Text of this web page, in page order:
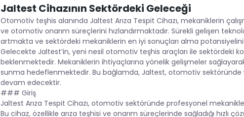
Jaltest Cihazının Sektördeki Geleceği
Otomotiv teşhis alanında Jaltest Arıza Tespit Cihazı, mekaniklerin
ve otomotiv onarım süreçlerini hızlandırmaktadır. Sürekli gelişen
artmakta ve sektördeki mekaniklerin en iyi sonuçları alma
Gelecekte Jaltest’in, yeni nesil otomotiv teşhis araçları ile sektördeki
beklenmektedir. Mekaniklerin ihtiyaçlarına yönelik gelişmeler
sunma hedeflenmektedir. Bu bağlamda, Jaltest, otomotiv
devam edecektir.
### Giriş
Jaltest Arıza Tespit Cihazı, otomotiv sektöründe profesyonel
Bu cihaz, özellikle arıza teşhisi ve onarım süreçlerinde sağladığı